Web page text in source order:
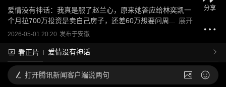
爱情没有神话：我真是服了赵兰心，原来她答应给林奕凯一
个月拉700万投资是卖自己房子，还差60万想要问周...
展开
2026-05-01 20:20 发布于安徽
看正片 爱情没有神话
分享
打开腾讯新闻客户端说两句